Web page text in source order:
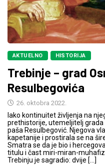
AKTUELNO HISTORIJA
Trebinje – grad
Resulbegovića
26. oktobra 2022.
Iako kontinuitet življenja na
prethistorije, utemeljitelj
paša Resulbegović. Njegova
kapetanije i prostirala se na
Smatra se da je bio i
titulu i čast miri-miran-
Trebinju je sagradio: dvije […]